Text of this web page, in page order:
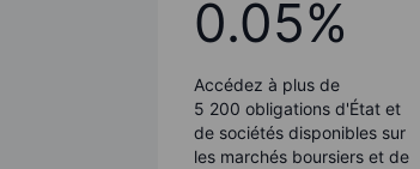
0.05%
Accédez à plus de
5 200 obligations d'État et
de sociétés disponibles sur
les marchés boursiers et de